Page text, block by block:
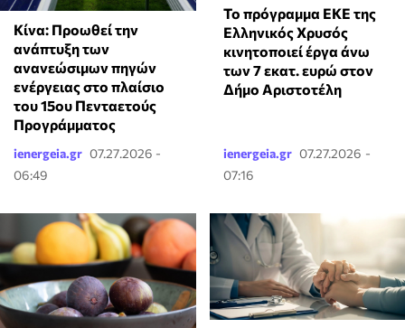
Κίνα: Προωθεί την
ανάπτυξη των
ανανεώσιμων πηγών
ενέργειας στο πλαίσιο
του 15ου Πενταετούς
Προγράμματος
ienergeia.gr 07.27.2026 -
06:49
Το πρόγραμμα ΕΚΕ της
Ελληνικός Χρυσός
κινητοποιεί έργα άνω
των 7 εκατ. ευρώ στον
Δήμο Αριστοτέλη
ienergeia.gr 07.27.2026 -
07:16